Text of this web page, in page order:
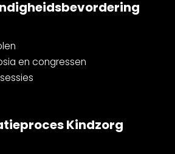
en congressen
Kindzorg